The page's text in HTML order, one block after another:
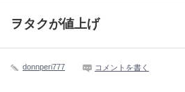
ヲタクが値上げ
donnperi777 コメントを書く